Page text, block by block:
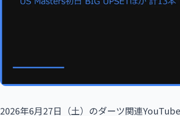
2026年6月27日（土）のダーツ関連